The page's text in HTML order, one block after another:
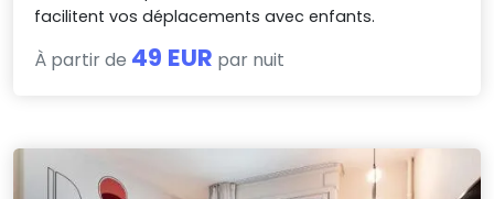
facilitent vos déplacements avec enfants.
À partir de 49 EUR par nuit